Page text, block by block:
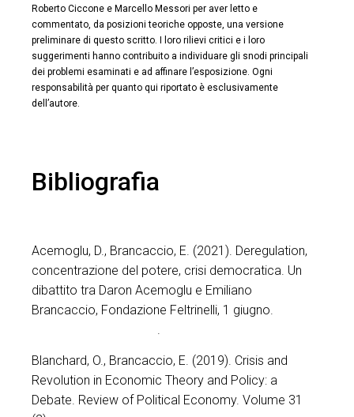
Roberto Ciccone e Marcello Messori per aver letto e
commentato, da posizioni teoriche opposte, una versione
preliminare di questo scritto. I loro rilievi critici e i loro
suggerimenti hanno contribuito a individuare gli snodi principali
dei problemi esaminati e ad affinare l’esposizione. Ogni
responsabilità per quanto qui riportato è esclusivamente
dell’autore.
Bibliografia
Acemoglu, D., Brancaccio, E. (2021). Deregulation,
concentrazione del potere, crisi democratica. Un
dibattito tra Daron Acemoglu e Emiliano
Brancaccio, Fondazione Feltrinelli, 1 giugno.
.
Blanchard, O., Brancaccio, E. (2019). Crisis and
Revolution in Economic Theory and Policy: a
Debate. Review of Political Economy. Volume 31